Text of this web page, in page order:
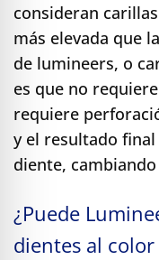
consideran
más elevada que
de lumineers, o
es que no
requiere
y el resultado
diente,
¿Puede
dientes al